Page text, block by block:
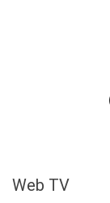
Web TV